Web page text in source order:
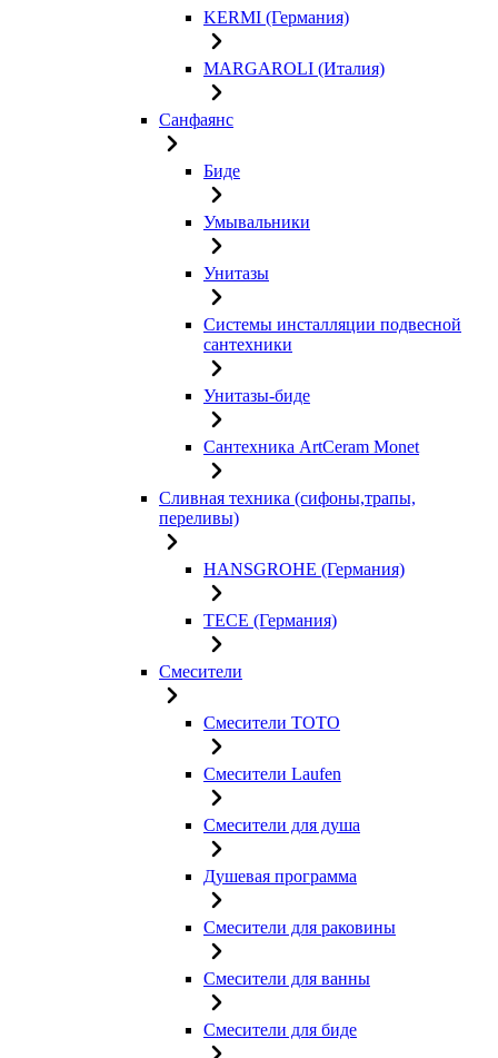
KERMI (Германия)
MARGAROLI (Италия)
Санфаянс
Биде
Умывальники
Унитазы
Системы инсталляции подвесной
сантехники
Унитазы-биде
Сантехника ArtCeram Monet
Сливная техника (сифоны,трапы,
переливы)
HANSGROHE (Германия)
TECE (Германия)
Смесители
Смесители TOTO
Смесители Laufen
Смесители для душа
Душевая программа
Смесители для раковины
Смесители для ванны
Смесители для биде